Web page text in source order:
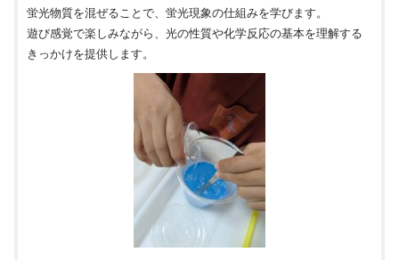
蛍光物質を混ぜることで、蛍光現象の仕組みを学びます。
遊び感覚で楽しみながら、光の性質や化学反応の基本を理解する
きっかけを提供します。